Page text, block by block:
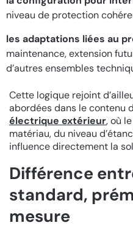
niveau de protection
les adaptations liées au
maintenance, extension
d’autres ensembles
Cette logique rejoint
abordées dans le contenu
électrique extérieur, où
matériau, du niveau
influence directement la
Différence
standard,
mesure